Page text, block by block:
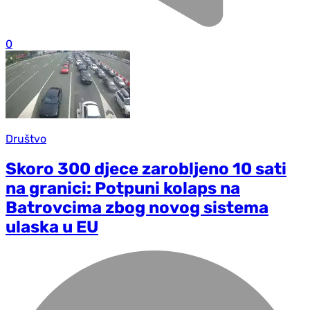
0
Društvo
Skoro 300 d‌jece zarobljeno 10 sati
na granici: Potpuni kolaps na
Batrovcima zbog novog sistema
ulaska u EU